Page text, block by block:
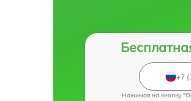
Нажимая на кнопку